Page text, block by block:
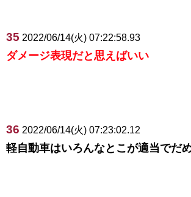
35 2022/06/14(火) 07:22:58.93
ダメージ表現だと思えばいい
36 2022/06/14(火) 07:23:02.12
軽自動車はいろんなとこが適当でだ